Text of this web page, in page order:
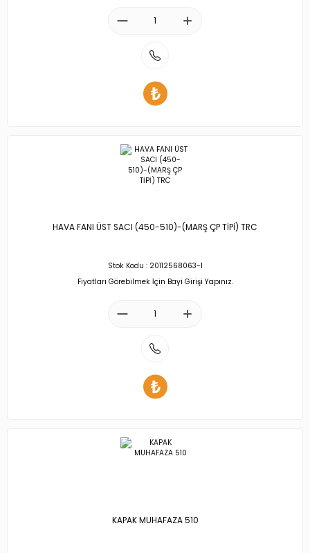
HAVA FANI ÜST SACI (450-510)-(MARŞ ÇP TİPİ) TRC
Stok Kodu : 20112568063-1
Fiyatları Görebilmek İçin Bayi Girişi Yapınız.
KAPAK MUHAFAZA 510